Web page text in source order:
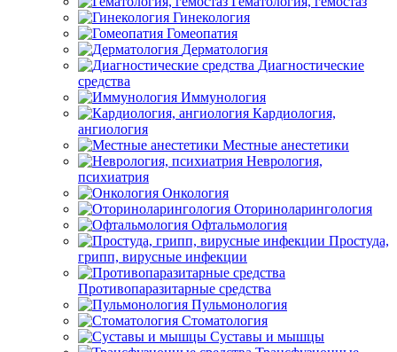
Гинекология
Гомеопатия
Дерматология
Диагностические
средства
Иммунология
Кардиология,
ангиология
Местные анестетики
Неврология,
психиатрия
Онкология
Оториноларингология
Офтальмология
Простуда,
грипп, вирусные инфекции
Противопаразитарные средства
Пульмонология
Стоматология
Суставы и мышцы